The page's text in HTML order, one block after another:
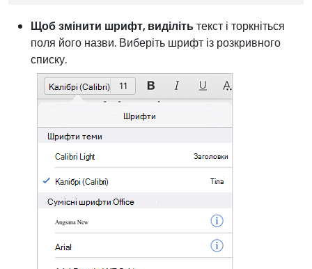
Щоб змінити шрифт, виділітьтекст і торкніться
поля його назви. Виберіть шрифт із розкривного
списку.